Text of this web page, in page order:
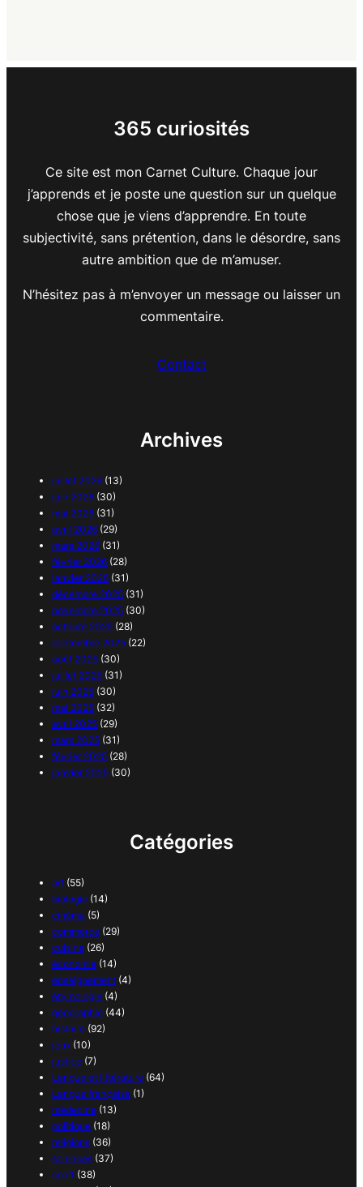
365 curiosités
Ce site est mon Carnet Culture. Chaque jour
j’apprends et je poste une question sur un quelque
chose que je viens d’apprendre. En toute
subjectivité, sans prétention, dans le désordre, sans
autre ambition que de m’amuser.
N’hésitez pas à m’envoyer un message ou laisser un
commentaire.
Contact
Archives
juillet 2026 (13)
juin 2026 (30)
mai 2026 (31)
avril 2026 (29)
mars 2026 (31)
février 2026 (28)
janvier 2026 (31)
décembre 2025 (31)
novembre 2025 (30)
octobre 2025 (28)
septembre 2025 (22)
août 2025 (30)
juillet 2025 (31)
juin 2025 (30)
mai 2025 (32)
avril 2025 (29)
mars 2025 (31)
février 2025 (28)
janvier 2025 (30)
Catégories
art (55)
biologie (14)
cinéma (5)
commerce (29)
cuisine (26)
économie (14)
enseignement (4)
étymologie (4)
géographie (44)
histoire (92)
jeux (10)
justice (7)
Langue et littérature (64)
Langue française (1)
médecine (13)
politique (18)
religions (36)
sciences (37)
sport (38)